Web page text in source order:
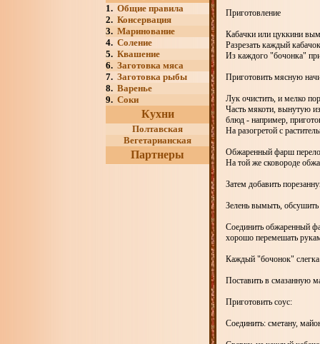
1. Общие правила
2. Консервация
3. Маринование
4. Соление
5. Квашение
6. Заготовка мяса
7. Заготовка рыбы
8. Варенье
9. Соки
Кухни
Полтавская
Вегетарианская
Партнеры
Приготовление
Кабачки или цуккини
Разрезать каждый
Из каждого "бочонка"
Приготовить мясную
Лук очистить, и мелко
Часть мякоти, вынутую
блюд - например,
На разогретой с
Обжаренный фарш
На той же сковороде
Затем добавить
Зелень вымыть, обсушить
Соединить обжаренный
хорошо перемешать
Каждый "бочонок" слегка
Поставить в смазанную
Приготовить соус:
Соединить: сметану,